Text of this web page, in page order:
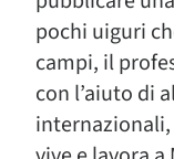
pochi uiguri
campi, il
con l’aiuto di
internazionali,